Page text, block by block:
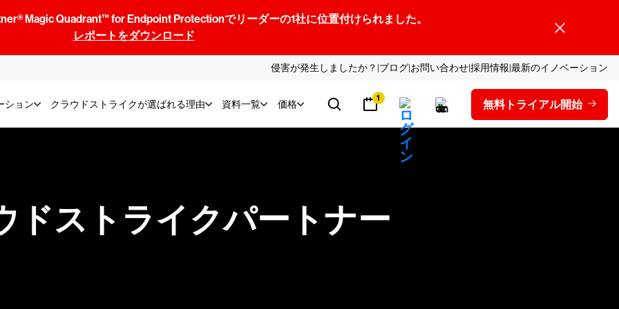
Magic Quadrant™ for Endpoint Protectionでリーダーの1社に位置付けられました。
レポートをダウンロード
侵害が発生しましたか？ ブログ お問い合わせ採用情報 最新のイノベーション
ション クラウドストライクが選ばれる理由 資料一覧 価格 1 無料トライアル開始
ドストライクパートナー